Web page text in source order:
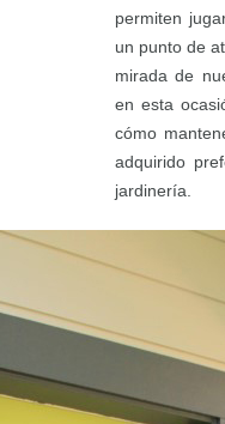
permiten
un punto de
mirada de
en esta
cómo
adquirido
jardinería.